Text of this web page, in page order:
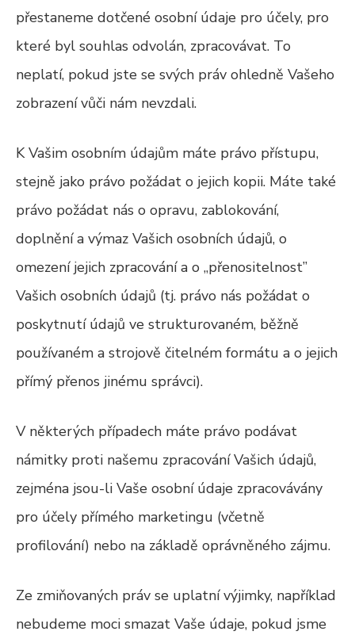
přestaneme dotčené osobní údaje pro účely, pro
které byl souhlas odvolán, zpracovávat. To
neplatí, pokud jste se svých práv ohledně Vašeho
zobrazení vůči nám nevzdali.
K Vašim osobním údajům máte právo přístupu,
stejně jako právo požádat o jejich kopii. Máte také
právo požádat nás o opravu, zablokování,
doplnění a výmaz Vašich osobních údajů, o
omezení jejich zpracování a o „přenositelnost”
Vašich osobních údajů (tj. právo nás požádat o
poskytnutí údajů ve strukturovaném, běžně
používaném a strojově čitelném formátu a o jejich
přímý přenos jinému správci).
V některých případech máte právo podávat
námitky proti našemu zpracování Vašich údajů,
zejména jsou-li Vaše osobní údaje zpracovávány
pro účely přímého marketingu (včetně
profilování) nebo na základě oprávněného zájmu.
Ze zmiňovaných práv se uplatní výjimky, například
nebudeme moci smazat Vaše údaje, pokud jsme